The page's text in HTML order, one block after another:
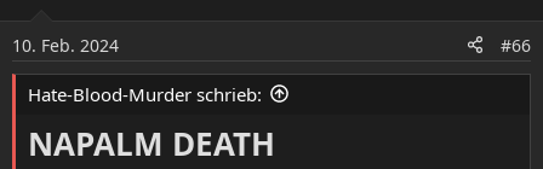
n
e
n
10. Feb. 2024 #66
Hate-Blood-Murder schrieb:
NAPALM DEATH